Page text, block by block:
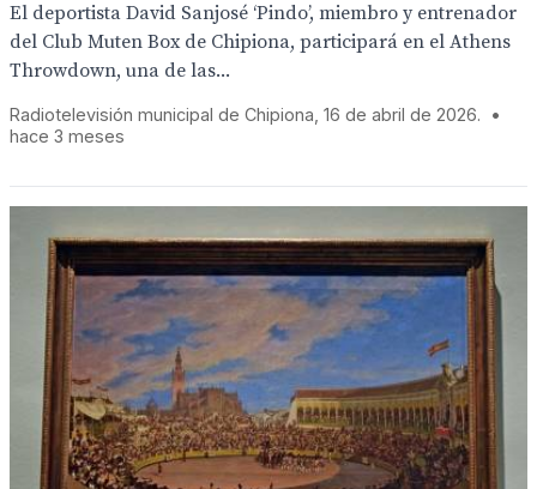
El deportista David Sanjosé ‘Pindo’, miembro y entrenador
del Club Muten Box de Chipiona, participará en el Athens
Throwdown, una de las...
Radiotelevisión municipal de Chipiona, 16 de abril de 2026.
•
hace 3 meses